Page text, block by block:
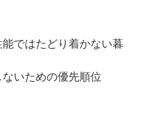
ではたどり着かない暮
いための優先順位